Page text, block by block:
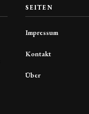
SEITEN
Impressum
Kontakt
Über